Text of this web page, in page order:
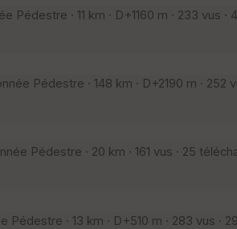
Pédestre · 11 km · D+1160 m · 233 vus
Pédestre · 148 km · D+2190 m · 252
Pédestre · 20 km · 161 vus · 25
Pédestre · 13 km · D+510 m · 283 vus ·